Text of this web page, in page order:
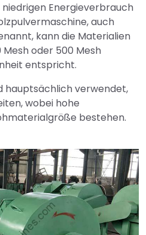
Energieverbrauch
auch
kann die Materialien
oder 500 Mesh
entspricht.
hauptsächlich verwendet,
wobei hohe
bestehen.